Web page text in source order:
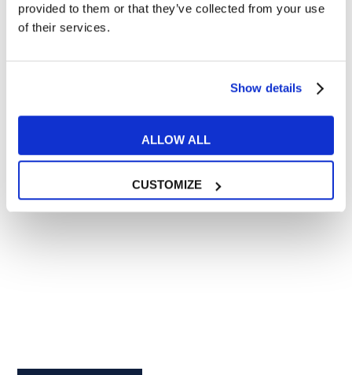
provided to them or that they’ve collected from your use
of their services.
Show details
ALLOW ALL
CUSTOMIZE
Moda: i termini inglesi da conoscere
09